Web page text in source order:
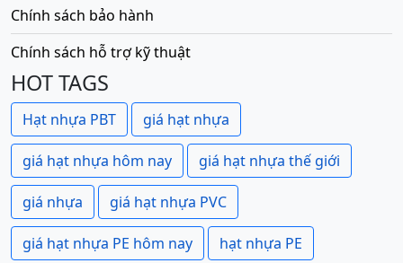
Chính sách bảo hành
Chính sách hỗ trợ kỹ thuật
HOT TAGS
Hạt nhựa PBT giá hạt nhựa
giá hạt nhựa hôm nay giá hạt nhựa thế giới
giá nhựa giá hạt nhựa PVC
giá hạt nhựa PE hôm nay hạt nhựa PE